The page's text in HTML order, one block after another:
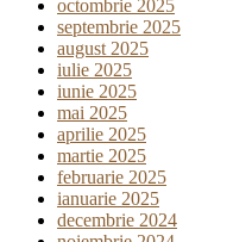
octombrie 2025
septembrie 2025
august 2025
iulie 2025
iunie 2025
mai 2025
aprilie 2025
martie 2025
februarie 2025
ianuarie 2025
decembrie 2024